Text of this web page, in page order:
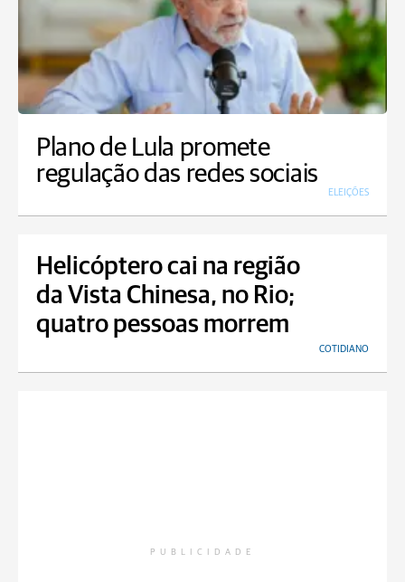
Plano de Lula promete
regulação das redes sociais
ELEIÇÕES
Helicóptero cai na região
da Vista Chinesa, no Rio;
quatro pessoas morrem
COTIDIANO
PUBLICIDADE